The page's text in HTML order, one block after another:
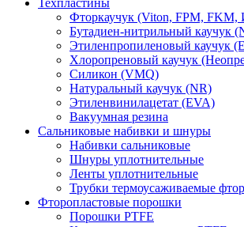
Техпластины
Фторкаучук (Viton, FPM,
Бутадиен-нитрильный каучук
Этиленпропиленовый каучук
Хлоропреновый каучук
Cиликон (VMQ)
Натуральный каучук (NR)
Этиленвинилацетат (EVA)
Вакуумная резина
Сальниковые набивки и шнуры
Набивки сальниковые
Шнуры уплотнительные
Ленты уплотнительные
Трубки термоусаживаемые
Фторопластовые порошки
Порошки PTFE